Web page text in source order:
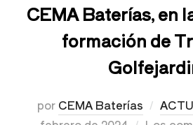
CEMA Baterías, en
formación de
por CEMA Baterías